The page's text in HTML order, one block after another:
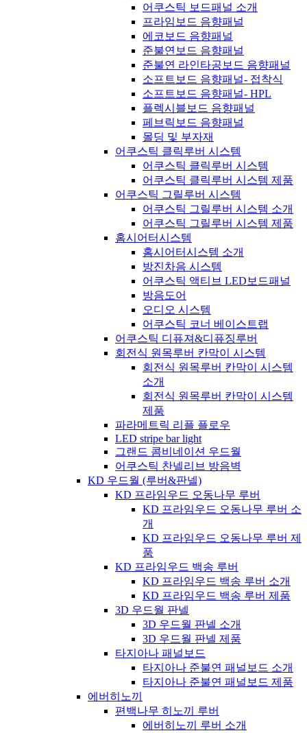
어쿠스틱 보드패널 소개
프라임보드 음향패널
에코보드 음향패널
준불연보드 음향패널
준불연 라인타공보드 음향패널
소프트보드 음향패널- 접착식
소프트보드 음향패널- HPL
플렉시블보드 음향패널
페브릭보드 음향패널
몰딩 및 부자재
어쿠스틱 클릭루버 시스템
어쿠스틱 클릭루버 시스템
어쿠스틱 클릭루버 시스템 제품
어쿠스틱 그릴루버 시스템
어쿠스틱 그릴루버 시스템 소개
어쿠스틱 그릴루버 시스템 제품
홈시어터시스템
홈시어터시스템 소개
방진차음 시스템
어쿠스틱 액티브 LED보드패널
방음도어
오디오 시스템
어쿠스틱 코너 베이스트랩
어쿠스틱 디퓨져&디퓨징루버
회전식 원목루버 칸막이 시스템
회전식 원목루버 칸막이 시스템
소개
회전식 원목루버 칸막이 시스템
제품
파라메트릭 리플 플로우
LED stripe bar light
그랜드 콤비네이션 우드월
어쿠스틱 찬넬리브 방음벽
KD 우드월 (루버&판넬)
KD 프라임우드 오동나무 루버
KD 프라임우드 오동나무 루버 소
개
KD 프라임우드 오동나무 루버 제
품
KD 프라임우드 백송 루버
KD 프라임우드 백송 루버 소개
KD 프라임우드 백송 루버 제품
3D 우드월 판넬
3D 우드월 판넬 소개
3D 우드월 판넬 제품
타지아나 패널보드
타지아나 준불연 패널보드 소개
타지아나 준불연 패널보드 제품
에버히노끼
편백나무 히노끼 루버
에버히노끼 루버 소개